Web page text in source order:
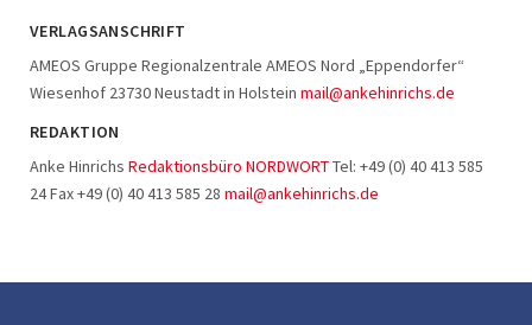
VERLAGSANSCHRIFT
AMEOS Gruppe Regionalzentrale AMEOS Nord „Eppendorfer“
Wiesenhof 23730 Neustadt in Holstein mail@ankehinrichs.de
REDAKTION
Anke Hinrichs Redaktionsbüro NORDWORTTel: +49 (0) 40 413 585
24 Fax +49 (0) 40 413 585 28 mail@ankehinrichs.de